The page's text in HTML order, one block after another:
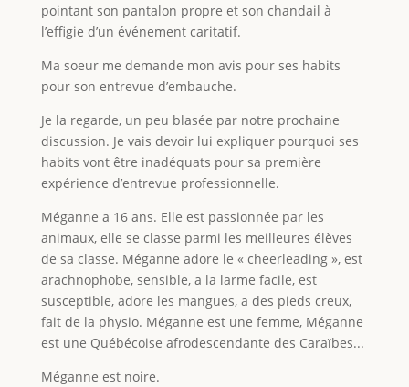
pointant son pantalon propre et son chandail à
l’effigie d’un événement caritatif.
Ma soeur me demande mon avis pour ses habits
pour son entrevue d’embauche.
Je la regarde, un peu blasée par notre prochaine
discussion. Je vais devoir lui expliquer pourquoi ses
habits vont être inadéquats pour sa première
expérience d’entrevue professionnelle.
Méganne a 16 ans. Elle est passionnée par les
animaux, elle se classe parmi les meilleures élèves
de sa classe. Méganne adore le « cheerleading », est
arachnophobe, sensible, a la larme facile, est
susceptible, adore les mangues, a des pieds creux,
fait de la physio. Méganne est une femme, Méganne
est une Québécoise afrodescendante des Caraïbes...
Méganne est noire.